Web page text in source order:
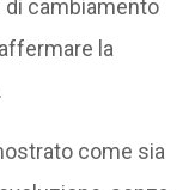
cambiamento
la
come sia